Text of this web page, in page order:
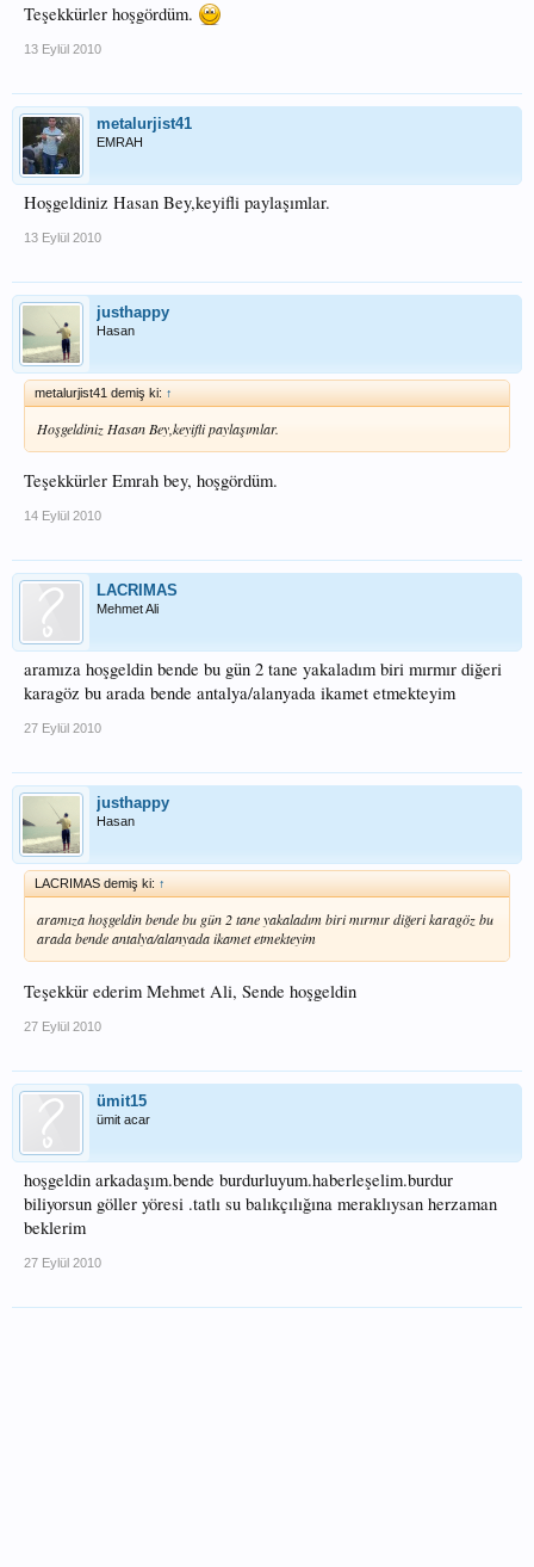
Teşekkürler hoşgördüm.
13 Eylül 2010
metalurjist41
EMRAH
Hoşgeldiniz Hasan Bey,keyifli paylaşımlar.
13 Eylül 2010
justhappy
Hasan
metalurjist41 demiş ki: ↑
Hoşgeldiniz Hasan Bey,keyifli paylaşımlar.
Teşekkürler Emrah bey, hoşgördüm.
14 Eylül 2010
LACRIMAS
Mehmet Ali
aramıza hoşgeldin bende bu gün 2 tane yakaladım biri mırmır diğeri
karagöz bu arada bende antalya/alanyada ikamet etmekteyim
27 Eylül 2010
justhappy
Hasan
LACRIMAS demiş ki: ↑
aramıza hoşgeldin bende bu gün 2 tane yakaladım biri mırmır diğeri karagöz bu
arada bende antalya/alanyada ikamet etmekteyim
Teşekkür ederim Mehmet Ali, Sende hoşgeldin
27 Eylül 2010
ümit15
ümit acar
hoşgeldin arkadaşım.bende burdurluyum.haberleşelim.burdur
biliyorsun göller yöresi .tatlı su balıkçılığına meraklıysan herzaman
beklerim
27 Eylül 2010